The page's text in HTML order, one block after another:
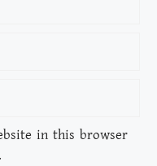
in this browser